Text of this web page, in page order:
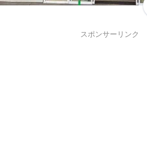
スポンサーリンク